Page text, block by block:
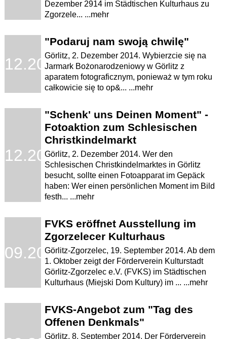
Dezember 2914 im Städtischen Kulturhaus zu
Zgorzele... ...mehr
"Podaruj nam swoją chwilę"
Görlitz, 2. Dezember 2014. Wybierzcie się na
Jarmark Bożonarodzeniowy w Görlitz z
aparatem fotograficznym, ponieważ w tym roku
całkowicie się to op&... ...mehr
"Schenk' uns Deinen Moment" -
Fotoaktion zum Schlesischen
Christkindelmarkt
Görlitz, 2. Dezember 2014. Wer den
Schlesischen Christkindelmarktes in Görlitz
besucht, sollte einen Fotoapparat im Gepäck
haben: Wer einen persönlichen Moment im Bild
festh... ...mehr
FVKS eröffnet Ausstellung im
Zgorzelecer Kulturhaus
Görlitz-Zgorzelec, 19. September 2014. Ab dem
1. Oktober zeigt der Förderverein Kulturstadt
Görlitz-Zgorzelec e.V. (FVKS) im Städtischen
Kulturhaus (Miejski Dom Kultury) im ... ...mehr
FVKS-Angebot zum "Tag des
Offenen Denkmals"
Görlitz, 8. September 2014. Der Förderverein